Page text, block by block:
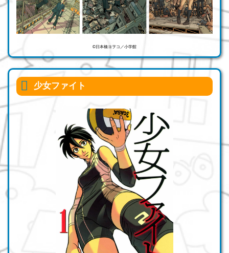
©日本橋ヨヲコ／小学館
少女ファイト